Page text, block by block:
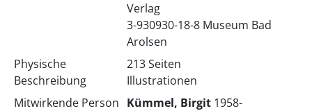
Verlag
3-930930-18-8 Museum Bad
Arolsen
Physische
Beschreibung
213 Seiten
Illustrationen
Mitwirkende Person Kümmel, Birgit 1958-